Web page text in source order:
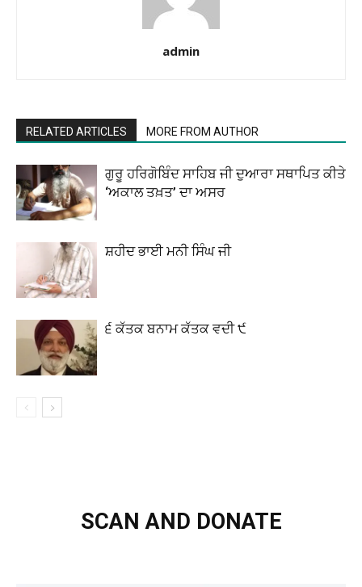
admin
RELATED ARTICLES MORE FROM AUTHOR
ਗੁਰੂ ਹਰਿਗੋਬਿੰਦ ਸਾਹਿਬ ਜੀ ਦੁਆਰਾ ਸਥਾਪਿਤ ਕੀਤੇ
‘ਅਕਾਲ ਤਖ਼ਤ’ ਦਾ ਅਸਰ
ਸ਼ਹੀਦ ਭਾਈ ਮਨੀ ਸਿੰਘ ਜੀ
੬ ਕੱਤਕ ਬਨਾਮ ਕੱਤਕ ਵਦੀ ੯
SCAN AND DONATE